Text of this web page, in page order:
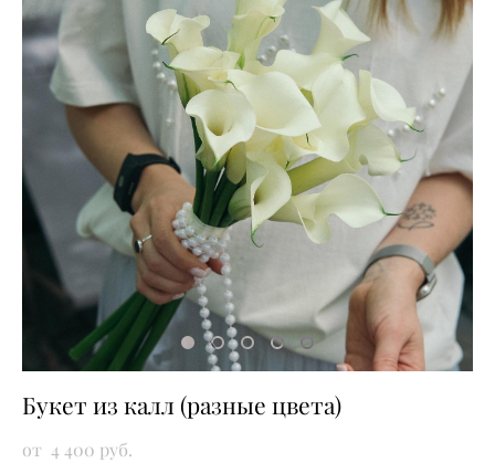
Букет из калл (разные цвета)
от 4 400 pуб.